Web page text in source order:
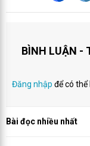
BÌNH LUẬN -
Đăng nhập để có thể
Bài đọc nhiều nhất